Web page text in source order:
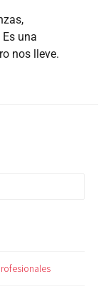
una
nos lleve.